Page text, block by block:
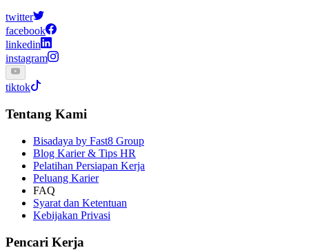
twitter
facebook
linkedin
instagram
tiktok
Tentang Kami
Bisadaya by Fast8 Group
Blog Karier & Tips HR
Pelatihan Persiapan Kerja
Peluang Karier
FAQ
Syarat dan Ketentuan
Kebijakan Privasi
Pencari Kerja